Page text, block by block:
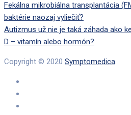
Fekálna mikrobiálna transplantácia
baktérie naozaj vyliečiť?
Autizmus už nie je taká záhada ako
D – vitamín alebo hormón?
Copyright © 2020 Symptomedica.